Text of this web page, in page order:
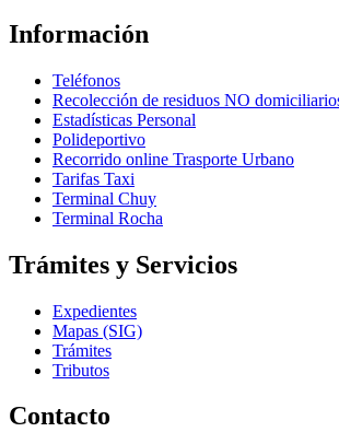
Información
Teléfonos
Recolección de residuos NO
Estadísticas Personal
Polideportivo
Recorrido online Trasporte Urbano
Tarifas Taxi
Terminal Chuy
Terminal Rocha
Trámites y Servicios
Expedientes
Mapas (SIG)
Trámites
Tributos
Contacto